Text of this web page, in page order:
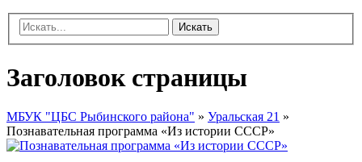
Искать
Заголовок страницы
МБУК "ЦБС Рыбинского района" » Уральская 21 »
Познавательная программа «Из истории СССР»